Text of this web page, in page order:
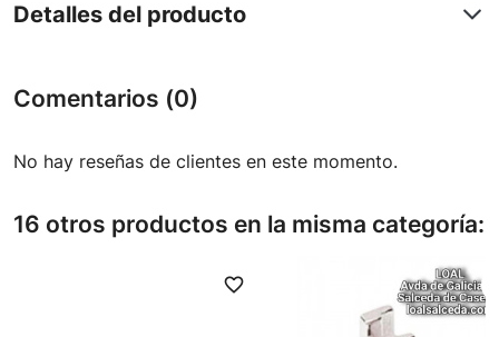
Detalles del producto
Comentarios (0)
No hay reseñas de clientes en este momento.
16 otros productos en la misma categoría:
favorite_border